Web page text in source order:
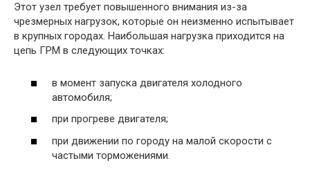
Этот узел требует повышенного внимания из-за
чрезмерных нагрузок, которые он неизменно испытывает
в крупных городах. Наибольшая нагрузка приходится на
цепь ГРМ в следующих точках:
в момент запуска двигателя холодного
автомобиля;
при прогреве двигателя;
при движении по городу на малой скорости с
частыми торможениями.